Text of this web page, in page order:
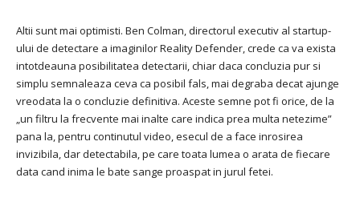
Altii sunt mai optimisti. Ben Colman, directorul executiv al startup-
ului de detectare a imaginilor Reality Defender, crede ca va exista
intotdeauna posibilitatea detectarii, chiar daca concluzia pur si
simplu semnaleaza ceva ca posibil fals, mai degraba decat ajunge
vreodata la o concluzie definitiva. Aceste semne pot fi orice, de la
„un filtru la frecvente mai inalte care indica prea multa netezime”
pana la, pentru continutul video, esecul de a face inrosirea
invizibila, dar detectabila, pe care toata lumea o arata de fiecare
data cand inima le bate sange proaspat in jurul fetei.